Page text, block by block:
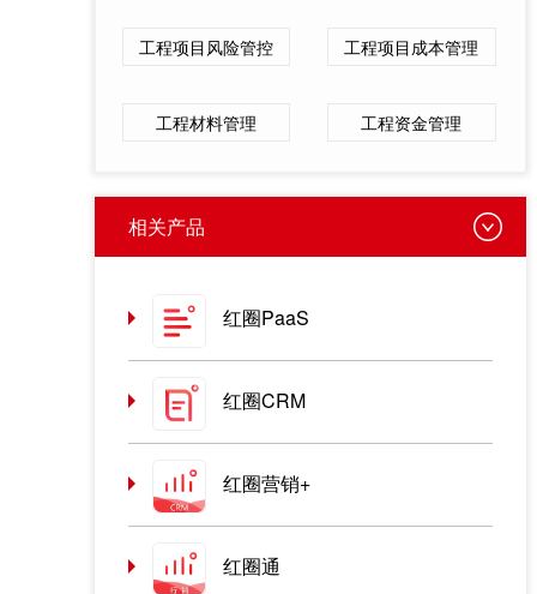
工程项目风险管控 工程项目成本管理
工程材料管理 工程资金管理
相关产品
红圈PaaS
红圈CRM
红圈营销+
红圈通